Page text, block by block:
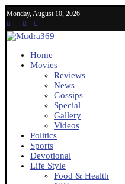
Monday, August 10, 2026
Home
Movies
Reviews
News
Gossips
Special
Gallery
Videos
Politics
Sports
Devotional
Life Style
Food & Health